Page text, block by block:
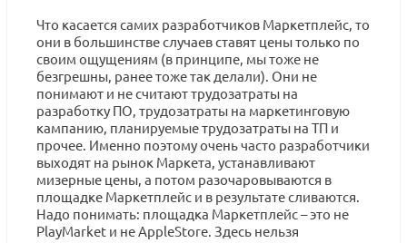
Что касается самих разработчиков Маркетплейс, то
они в большинстве случаев ставят цены только по
своим ощущениям (в принципе, мы тоже не
безгрешны, ранее тоже так делали). Они не
понимают и не считают трудозатраты на
разработку ПО, трудозатраты на маркетинговую
кампанию, планируемые трудозатраты на ТП и
прочее. Именно поэтому очень часто разработчики
выходят на рынок Маркета, устанавливают
мизерные цены, а потом разочаровываются в
площадке Маркетплейс и в результате сливаются.
Надо понимать: площадка Маркетплейс – это не
PlayMarket и не AppleStore. Здесь нельзя